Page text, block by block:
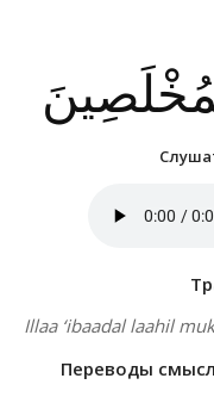
Illaa ‘ibaadal laahil
Переводы